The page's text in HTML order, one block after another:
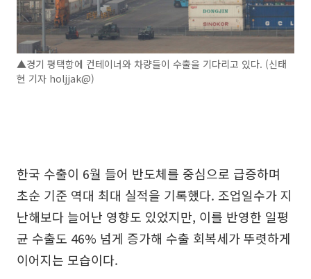
▲경기 평택항에 컨테이너와 차량들이 수출을 기다리고 있다. (신태
현 기자 holjjak@)
한국 수출이 6월 들어 반도체를 중심으로 급증하며
초순 기준 역대 최대 실적을 기록했다. 조업일수가 지
난해보다 늘어난 영향도 있었지만, 이를 반영한 일평
균 수출도 46% 넘게 증가해 수출 회복세가 뚜렷하게
이어지는 모습이다.